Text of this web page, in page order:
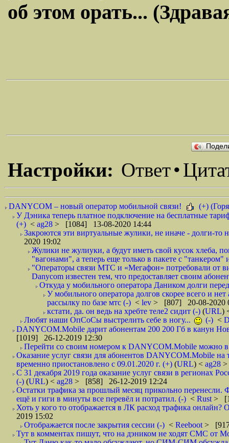
об этом орать...
Настройки: Ответ•
DANYCOM – новый оператор мобильной связи!
(+)
У Дэника теперь платное подключение на бесплатные
(+) < ag28 > [1084] 13-08-2020 14:44
Закроются эти виртуальные жулики, не иначе - долги-то
2020 19:02
Жулики не жулиуки, а будут иметь свой кусок хлеба,
"вагонами", а теперь еще только в пакете с
"Операторы связи МТС и «Мегафон» потребовали от
Danycom известен тем, что предоставляет своим
Откуда у мобильного оператора Даником долги
У мобильного оператора долгов скорее всего и
рассылку по базе мтс (-) < lev > [807] 20-08-2020
кстати, да. он ведь на хребте теле2 сидит (-) (URL)
Любят наши ОпСоСы выстрелить себе в ногу...
(-) <
DANYCOM.Mobile дарит абонентам 200 200 Гб в канун
[1019] 26-12-2019 12:30
Перейти со своим номером к DANYCOM.Mobile можно в
Оказание услуг связи для абонентов DANYCOM.Mobile
временно приостановлено с 09.01.2020 г. (+) (URL) < ag28 >
С 31 декабря 2019 года оказание услуг связи в регионах
(-) (URL) < ag28 > [858] 26-12-2019 12:24
Остатки трафика за прошлый месяц прикольно
ещё и гиги в минуты все перевёл и потратил. (-) < Rust >
Хоть у кого то отображается в ЛК расход трафика
2019 15:02
Отображается после закрытия сессии (-) < Reeboot >
Тут в комментах пишут, что на дэником не ходят СМС от